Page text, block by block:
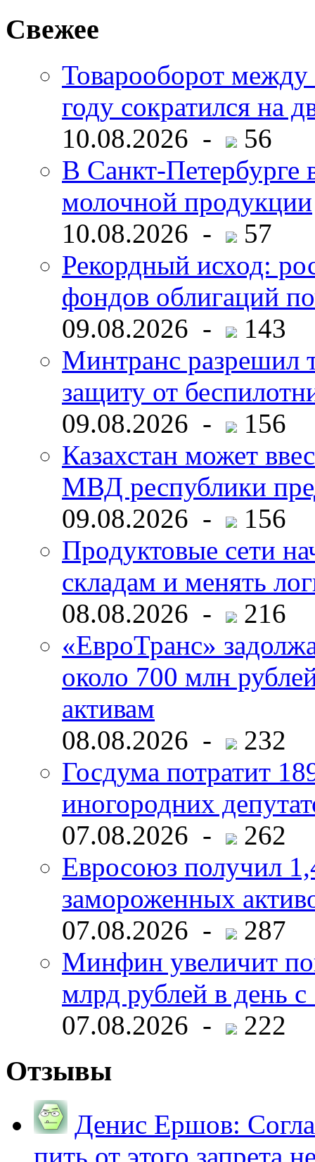
Свежее
Товарооборот
году сократился на
10.08.2026 -
56
В Санкт-Петербурге
молочной продукции
10.08.2026 -
57
Рекордный исход:
фондов облигаций
09.08.2026 -
143
Минтранс разрешил
защиту от
09.08.2026 -
156
Казахстан может
МВД республики
09.08.2026 -
156
Продуктовые сети
складам и менять
08.08.2026 -
216
«ЕвроТранс»
около 700 млн
активам
08.08.2026 -
232
Госдума потратит
иногородних
07.08.2026 -
262
Евросоюз получил
замороженных
07.08.2026 -
287
Минфин увеличит
млрд рублей в день с
07.08.2026 -
222
Отзывы
Денис Ершов: